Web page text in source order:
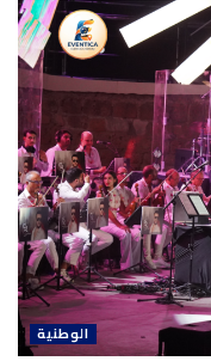
الوطنية